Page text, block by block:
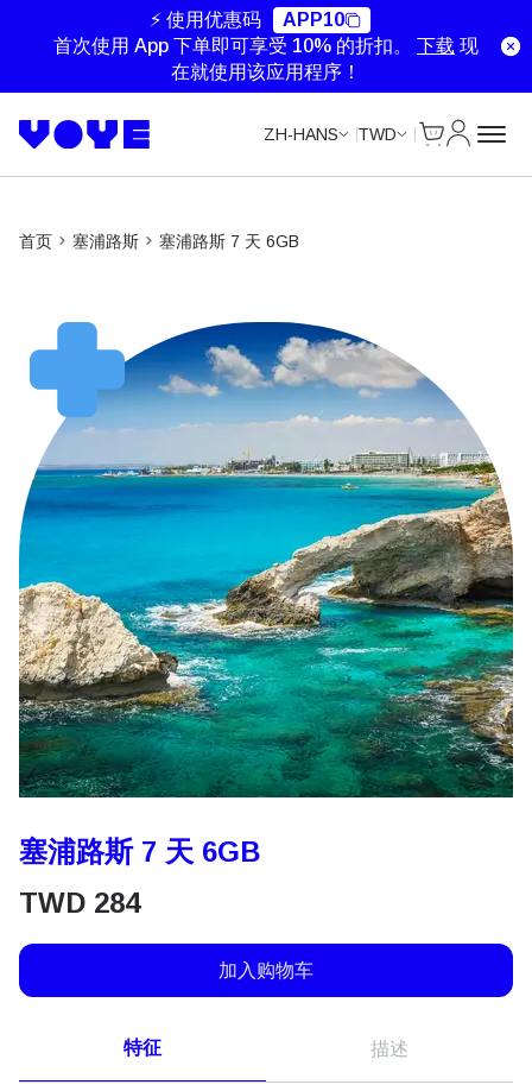
⚡ 使用优惠码
APP10
首次使用 App 下单即可享受 10% 的折扣。 下载 现
在就使用该应用程序！
ZH-HANS TWD
首页 塞浦路斯 塞浦路斯 7 天 6GB
塞浦路斯 7 天 6GB
TWD 284
加入购物车
特征 描述